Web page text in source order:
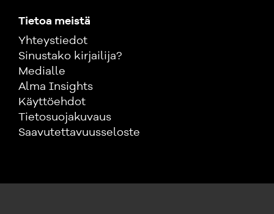
Tietoa meistä
Yhteystiedot
Sinustako kirjailija?
Medialle
Alma Insights
Käyttöehdot
Tietosuojakuvaus
Saavutettavuusseloste